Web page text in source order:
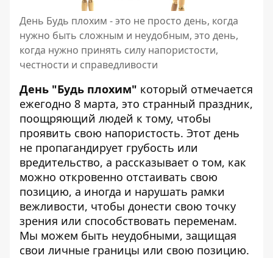
День Будь плохим - это не просто день, когда
нужно быть сложным и неудобным, это день,
когда нужно принять силу напористости,
честности и справедливости
День "Будь плохим" который отмечается
ежегодно 8 марта, это странный праздник,
поощряющий людей к тому, чтобы
проявить свою напористость. Этот день
не пропагандирует грубость или
вредительство, а рассказывает о том, как
можно откровенно отстаивать свою
позицию, а иногда и нарушать рамки
вежливости, чтобы донести свою точку
зрения или способствовать переменам.
Мы можем быть неудобными, защищая
свои личные границы или свою позицию.